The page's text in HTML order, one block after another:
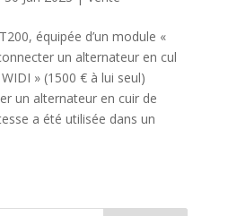
équipée d’un module «
un alternateur en cul
» (1500 € à lui seul)
un alternateur en cuir de
a été utilisée dans un